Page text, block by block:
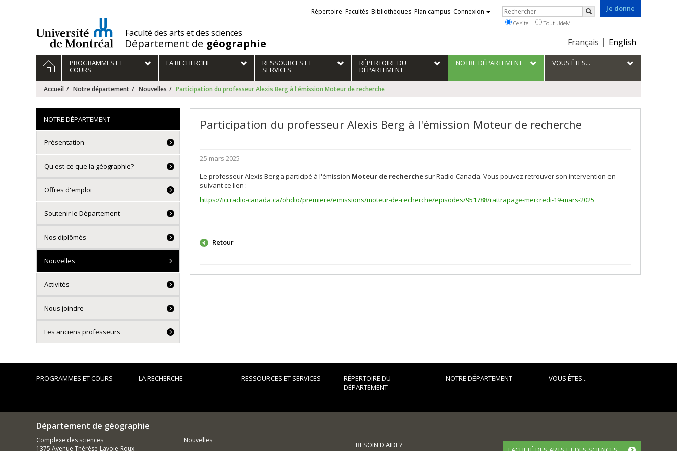
/Faculté des arts et des sciences
Département de géographie
Je donne
Choix
la
langue
Français English
Liens
externes
Répertoire Facultés Bibliothèques Plan campus Connexion Rechercher
Rechercher
Ce site Tout UdeM
Navigation
principale
ACCUEILPROGRAMMES ET
COURS
LA RECHERCHE RESSOURCES ET
SERVICES
RÉPERTOIRE DU
DÉPARTEMENT
NOTRE DÉPARTEMENT VOUS ÊTES...
Accueil Notre département Nouvelles Participation du professeur Alexis Berg à l'émission Moteur de recherche
Participation du professeur Alexis Berg à l'émission Moteur de recherche
25 mars 2025
Le professeur Alexis Berg a participé à l'émission Moteur de recherche sur Radio-Canada. Vous pouvez retrouver son intervention en
suivant ce lien :
https://ici.radio-canada.ca/ohdio/premiere/emissions/moteur-de-recherche/episodes/951788/rattrapage-mercredi-19-mars-2025
Retour
NOTRE DÉPARTEMENT
Présentation
Qu'est-ce que la géographie?
Offres d'emploi
Soutenir le Département
Nos diplômés
Nouvelles
Activités
Nous joindre
Les anciens professeurs
PROGRAMMES ET COURS LA RECHERCHE RESSOURCES ET SERVICES
RÉPERTOIRE DU
DÉPARTEMENT
NOTRE DÉPARTEMENT VOUS ÊTES...
Département de géographie
Complexe des sciences
1375 Avenue Thérèse-Lavoie-Roux
Nouvelles
BESOIN D'AIDE?